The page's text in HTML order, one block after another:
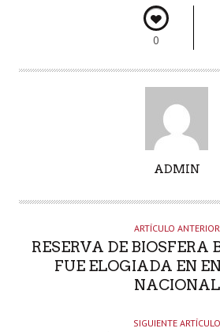
0
T
ADMIN
ARTÍCULO ANTERIOR
RESERVA DE BIOSFERA
FUE ELOGIADA EN
NACIONAL
SIGUIENTE ARTÍCULO